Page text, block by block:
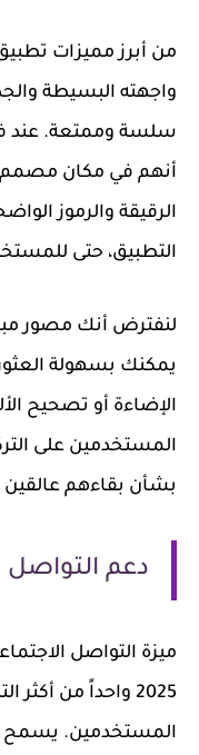
واجهته البسيطة
سلسة وممتعة. عند
أنهم في مكان مصمم
الرقيقة والرموز
التطبيق، حتى
لنفترض أنك مصور
يمكنك بسهولة
الإضاءة أو تصحيح
المستخدمين على
بشأن بقاءهم
دعم التواصل
ميزة التواصل
2025 واحداً من
المستخدمين. يسمح